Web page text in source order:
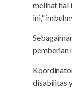
melihat hal
ini,"
pemberian
disabilitas